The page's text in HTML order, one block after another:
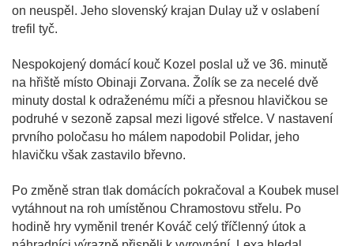
on neuspěl. Jeho slovenský krajan Dulay už v oslabení
trefil tyč.
Nespokojený domácí kouč Kozel poslal už ve 36. minutě
na hřiště místo Obinaji Zorvana. Žolík se za necelé dvě
minuty dostal k odraženému míči a přesnou hlavičkou se
podruhé v sezoně zapsal mezi ligové střelce. V nastavení
prvního poločasu ho málem napodobil Polidar, jeho
hlavičku však zastavilo břevno.
Po změně stran tlak domácích pokračoval a Koubek musel
vytáhnout na roh umístěnou Chramostovu střelu. Po
hodině hry vyměnil trenér Kováč celý tříčlenný útok a